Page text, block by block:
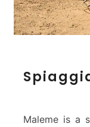
Maleme is a